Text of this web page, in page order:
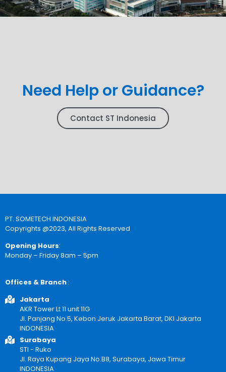
Need Help or Guidance?
Contact ST Indonesia
PT. SOMETECH INDONESIA
Copyrights @2023, All Rights Reserved
Opening Hours:
Monday – Friday 8am – 5pm
Offices & Branch :
Jakarta
AKR Tower Lt 11 unit 11G
Jl. Panjang No.5, Kebon Jeruk Jakarta Barat, DKI Jakarta
INDONESIA
Surabaya
STI - Ruko
Jl. Raya Kupang Jaya No.B8, Surabaya, Jawa Timur
INDONESIA